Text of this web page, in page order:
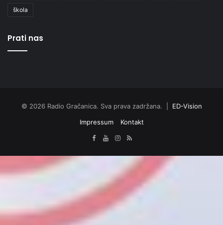
škola
Prati nas
© 2026 Radio Gračanica. Sva prava zadržana. | ED-Vision
Impressum
Kontakt